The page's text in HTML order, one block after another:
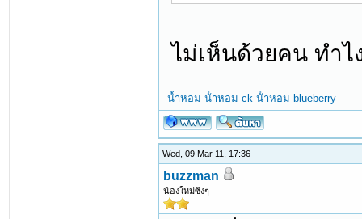
ไม่เห็นด้วยคน ทำ
น้ำหอม น้ําหอม ck น้ําหอม blueberry
Wed, 09 Mar 11, 17:36
buzzman
น้องใหม่ซิงๆ